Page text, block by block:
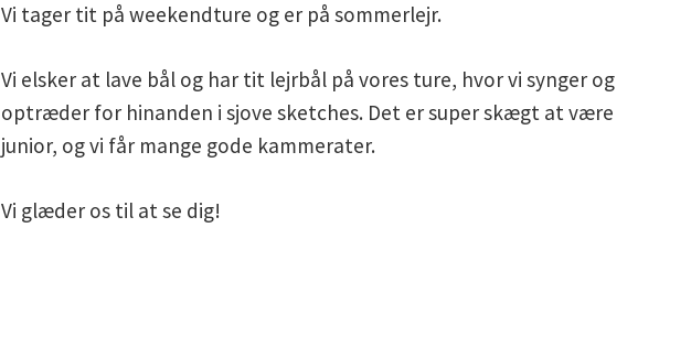
Vi tager tit på weekendture og er på sommerlejr.
Vi elsker at lave bål og har tit lejrbål på vores ture, hvor vi synger og
optræder for hinanden i sjove sketches. Det er super skægt at være
junior, og vi får mange gode kammerater.
Vi glæder os til at se dig!